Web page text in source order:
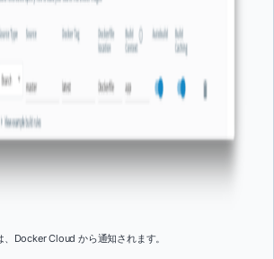
Docker Cloud から通知されます。